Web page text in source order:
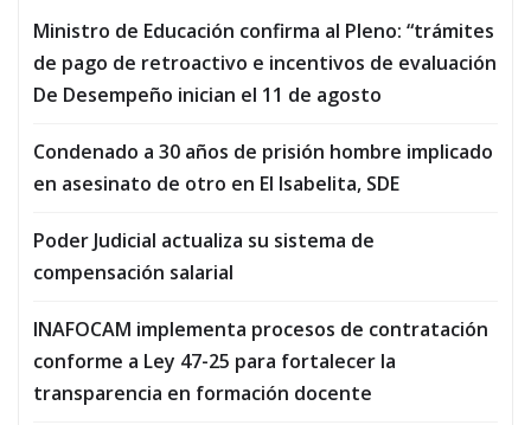
Ministro de Educación confirma al Pleno: “trámites
de pago de retroactivo e incentivos de evaluación
De Desempeño inician el 11 de agosto
Condenado a 30 años de prisión hombre implicado
en asesinato de otro en El Isabelita, SDE
Poder Judicial actualiza su sistema de
compensación salarial
INAFOCAM implementa procesos de contratación
conforme a Ley 47-25 para fortalecer la
transparencia en formación docente